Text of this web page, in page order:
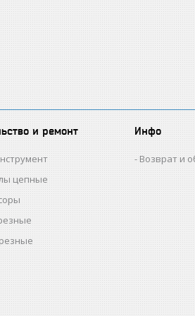
и ремонт
цепные
Инфо
Возврат и